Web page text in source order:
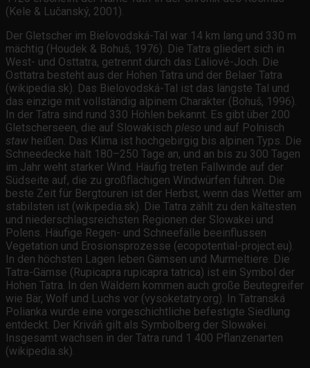
(Kele & Lučanský, 2001).
Der Gletscher im Bielovodská-Tal war 14 km lang und 330 m
mächtig (Houdek & Bohuš, 1976). Die Tatra gliedert sich in
West- und Osttatra, getrennt durch das Ľaliové-Joch. Die
Osttatra besteht aus der Hohen Tatra und der Belaer Tatra
(wikipedia.sk). Das Bielovodská-Tal ist das längste Tal und
das einzige mit vollständig alpinem Charakter (Bohuš, 1996).
In der Tatra sind rund 330 Höhlen bekannt. Es gibt über 200
Gletscherseen, die auf Slowakisch pleso und auf Polnisch
staw heißen. Das Klima ist hochgebirgig bis alpinen Typs. Die
Schneedecke hält 180–250 Tage an, und an bis zu 300 Tagen
im Jahr weht starker Wind. Häufig treten Fallwinde auf der
Südseite auf, die zu großflächigen Windwürfen führen. Die
beste Zeit für Bergtouren ist der Herbst, wenn das Wetter am
stabilsten ist (wikipedia.sk). Die Tatra zählt zu den kältesten
und niederschlagsreichsten Regionen der Slowakei und
Polens. Häufige Regen- und Schneefälle beeinflussen
Vegetation und Erosionsprozesse (ecopotential-project.eu).
In den höchsten Lagen leben Gämsen und Murmeltiere. Die
Tatra-Gämse (Rupicapra rupicapra tatrica) ist ein Symbol der
Hohen Tatra. In den Wäldern kommen auch große Beutegreifer
wie Bär, Wolf und Luchs vor (vysoketatry.org). In Tatranská
Polianka wurde eine vorgeschichtliche befestigte Siedlung
entdeckt. Der Kriváň gilt als Symbolberg der Slowakei.
Insgesamt wachsen in der Tatra rund 1 400 Pflanzenarten
(wikipedia.sk).